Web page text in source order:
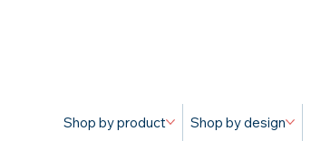
Shop by product Shop by design